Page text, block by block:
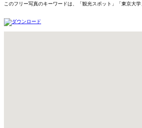
このフリー写真のキーワードは、「観光スポット」「東京大